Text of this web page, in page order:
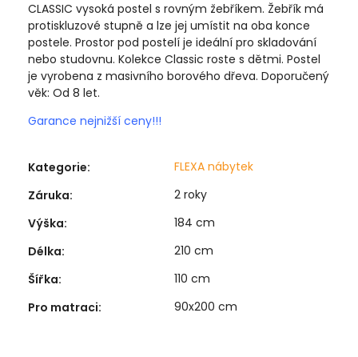
CLASSIC vysoká postel s rovným žebříkem. Žebřík má
protiskluzové stupně a lze jej umístit na oba konce
postele. Prostor pod postelí je ideální pro skladování
nebo studovnu. Kolekce Classic roste s dětmi. Postel
je vyrobena z masivního borového dřeva. Doporučený
věk: Od 8 let.
Garance nejnižší ceny!!!
Kategorie:
FLEXA nábytek
Záruka:
2 roky
Výška:
184 cm
Délka:
210 cm
Šířka:
110 cm
Pro matraci: 90x200 cm